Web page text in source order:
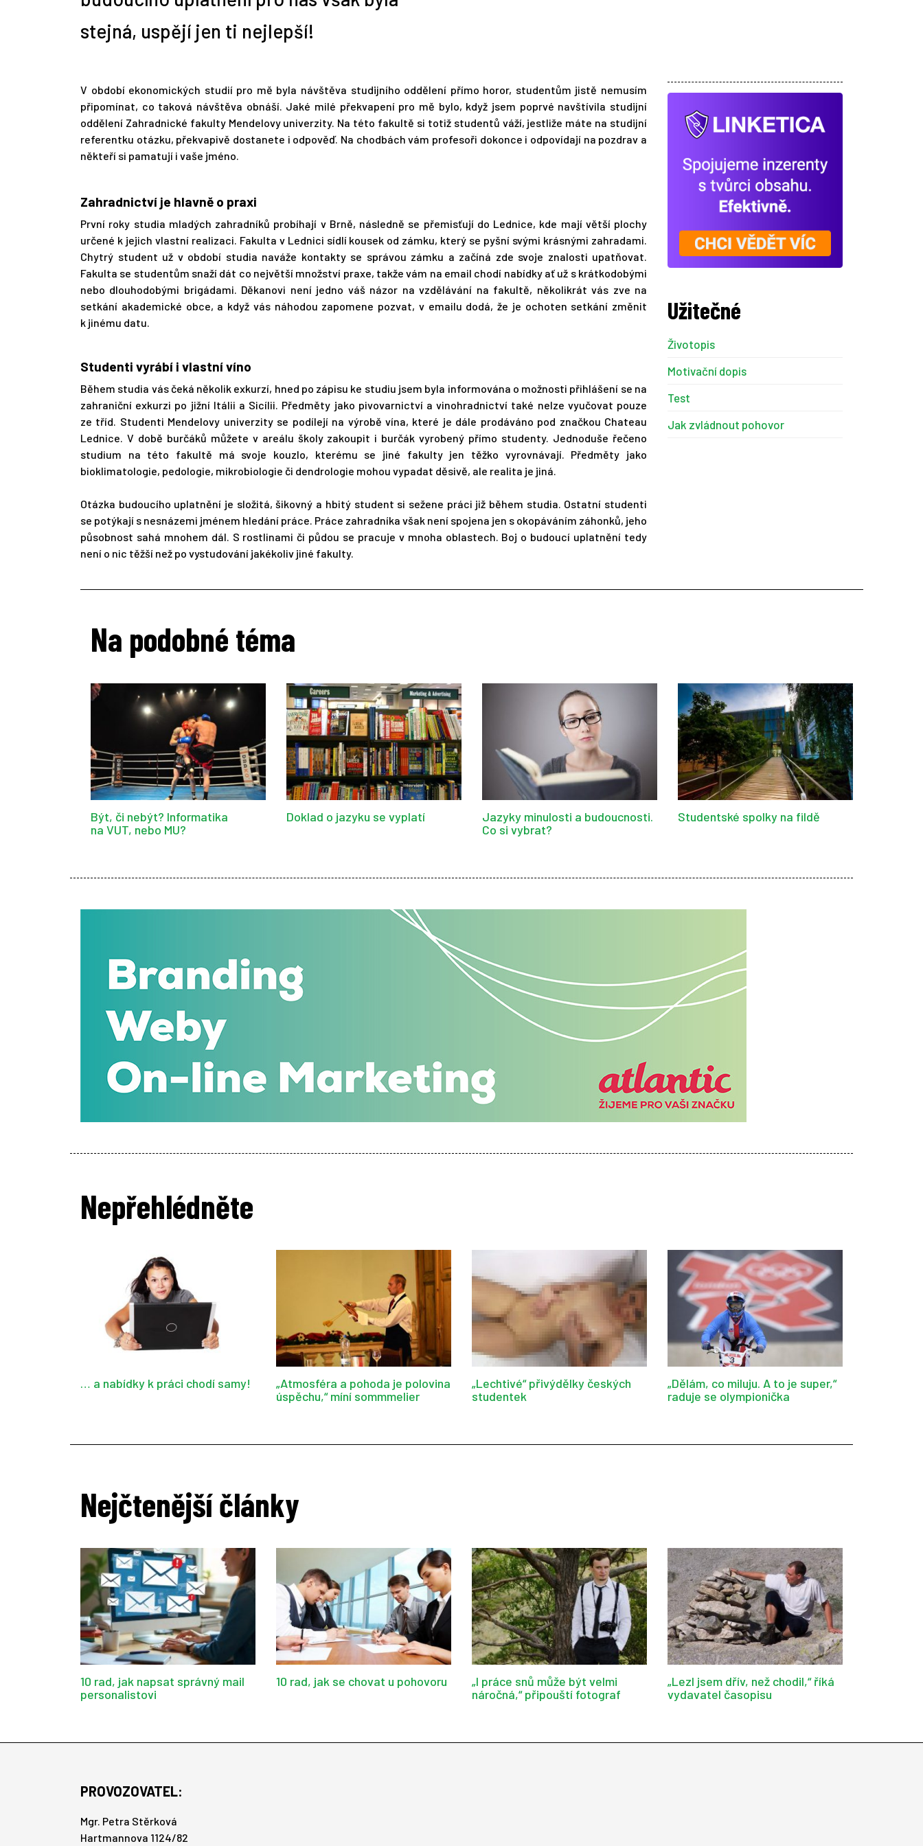
stejná, uspějí jen ti nejlepší!
V období ekonomických studií pro mě byla návštěva studijního oddělení přímo horor, studentům jistě nemusím
připomínat, co taková návštěva obnáší. Jaké milé překvapení pro mě bylo, když jsem poprvé navštívila studijní
oddělení Zahradnické fakulty Mendelovy univerzity. Na této fakultě si totiž studentů váží, jestliže máte na studijní
referentku otázku, překvapivě dostanete i odpověď. Na chodbách vám profesoři dokonce i odpovídají na pozdrav a
někteří si pamatují i vaše jméno.
Zahradnictví je hlavně o praxi
První roky studia mladých zahradníků probíhají v Brně, následně se přemisťují do Lednice, kde mají větší plochy
určené k jejich vlastní realizaci. Fakulta v Lednici sídlí kousek od zámku, který se pyšní svými krásnými zahradami.
Chytrý student už v období studia naváže kontakty se správou zámku a začíná zde svoje znalosti upatňovat.
Fakulta se studentům snaží dát co největší množství praxe, takže vám na email chodí nabídky ať už s krátkodobými
nebo dlouhodobými brigádami. Děkanovi není jedno váš názor na vzdělávání na fakultě, několikrát vás zve na
setkání akademické obce, a když vás náhodou zapomene pozvat, v emailu dodá, že je ochoten setkání změnit
k jinému datu.
Studenti vyrábí i vlastní víno
Během studia vás čeká několik exkurzí, hned po zápisu ke studiu jsem byla informována o možnosti přihlášení se na
zahraniční exkurzi po jižní Itálii a Sicílii. Předměty jako pivovarnictví a vinohradnictví také nelze vyučovat pouze
ze tříd. Studenti Mendelovy univerzity se podílejí na výrobě vína, které je dále prodáváno pod značkou Chateau
Lednice. V době burčáků můžete v areálu školy zakoupit i burčák vyrobený přímo studenty. Jednoduše řečeno
studium na této fakultě má svoje kouzlo, kterému se jiné fakulty jen těžko vyrovnávají. Předměty jako
bioklimatologie, pedologie, mikrobiologie či dendrologie mohou vypadat děsivě, ale realita je jiná.
Otázka budoucího uplatnění je složitá, šikovný a hbitý student si sežene práci již během studia. Ostatní studenti
se potýkají s nesnázemi jménem hledání práce. Práce zahradníka však není spojena jen s okopáváním záhonků, jeho
působnost sahá mnohem dál. S rostlinami či půdou se pracuje v mnoha oblastech. Boj o budoucí uplatnění tedy
není o nic těžší než po vystudování jakékoliv jiné fakulty.
Užitečné
Životopis
Motivační dopis
Test
Jak zvládnout pohovor
Na podobné téma
Být, či nebýt? Informatika
na VUT, nebo MU?
Doklad o jazyku se vyplatí
Jazyky minulosti a budoucnosti.
Co si vybrat?
Studentské spolky na fildě
Nepřehlédněte
… a nabídky k práci chodí samy!
„Atmosféra a pohoda je polovina
úspěchu,“ míní sommmelier
„Lechtivé“ přivýdělky českých
studentek
„Dělám, co miluju. A to je super,“
raduje se olympionička
Nejčtenější články
10 rad, jak napsat správný mail
personalistovi
10 rad, jak se chovat u pohovoru
„I práce snů může být velmi
náročná,“ připouští fotograf
„Lezl jsem dřív, než chodil,“ říká
vydavatel časopisu
PROVOZOVATEL:
Mgr. Petra Stěrková
Hartmannova 1124/82